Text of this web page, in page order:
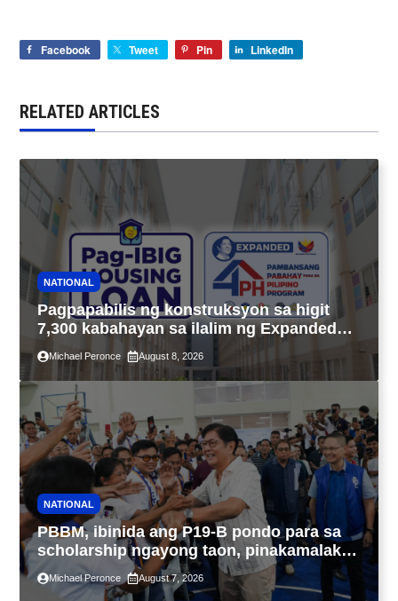
Facebook Tweet Pin LinkedIn
RELATED ARTICLES
NATIONAL
Pagpapabilis ng konstruksyon sa higit
7,300 kabahayan sa ilalim ng Expanded
4PH, posible na sa pagtutulungan ng Pag-
IBIG at P.A. Alvarez
Michael Peronce August 8, 2026
NATIONAL
PBBM, ibinida ang P19-B pondo para sa
scholarship ngayong taon, pinakamalaki
sa kasaysayan ng TESDA
Michael Peronce August 7, 2026